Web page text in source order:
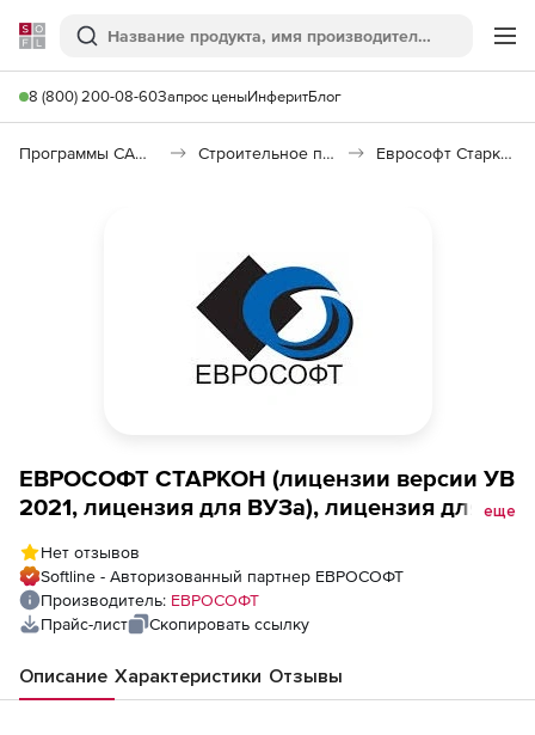
Softline
Поиск
8 (800) 200-08-60Запрос ценыИнферитБлог
Программы САПР и ГИС Строительное программное обеспечение Еврософт Старкон
ЕВРОСОФТ СТАРКОН (лицензии версии УВ
2021, лицензия для ВУЗа), лицензия для
еще
Нет отзывов
Softline - Авторизованный партнер ЕВРОСОФТ
Производитель: ЕВРОСОФТ
Прайс-лист
Скопировать ссылку
Описание Характеристики Отзывы